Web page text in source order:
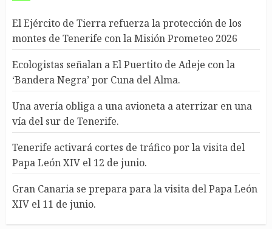
El Ejército de Tierra refuerza la protección de los
montes de Tenerife con la Misión Prometeo 2026
Ecologistas señalan a El Puertito de Adeje con la
‘Bandera Negra’ por Cuna del Alma.
Una avería obliga a una avioneta a aterrizar en una
vía del sur de Tenerife.
Tenerife activará cortes de tráfico por la visita del
Papa León XIV el 12 de junio.
Gran Canaria se prepara para la visita del Papa León
XIV el 11 de junio.